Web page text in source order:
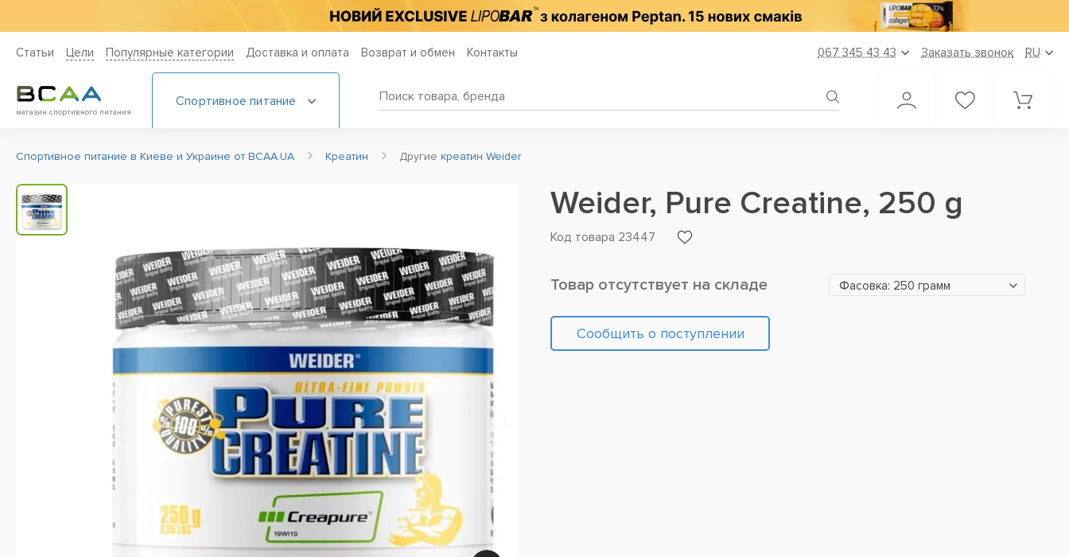
Статьи Цели Популярные категории Доставка и оплата Возврат и обмен Контакты 067 345 43 43 Заказать звонок RU
магазин спортивного питания
Спортивное питание
Спортивное питание в Киеве и Украине от BCAA.UA Креатин Другие креатин Weider
Weider, Pure Creatine, 250 g
Код товара 23447
Товар отсутствует на складе Фасовка: 250 грамм
Сообщить о поступлении